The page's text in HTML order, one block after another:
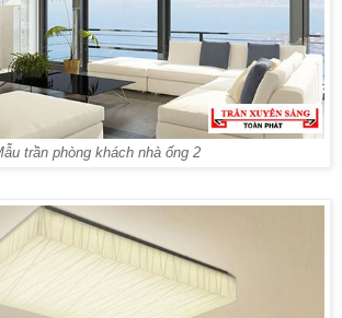
trần phòng khách nhà ống 2